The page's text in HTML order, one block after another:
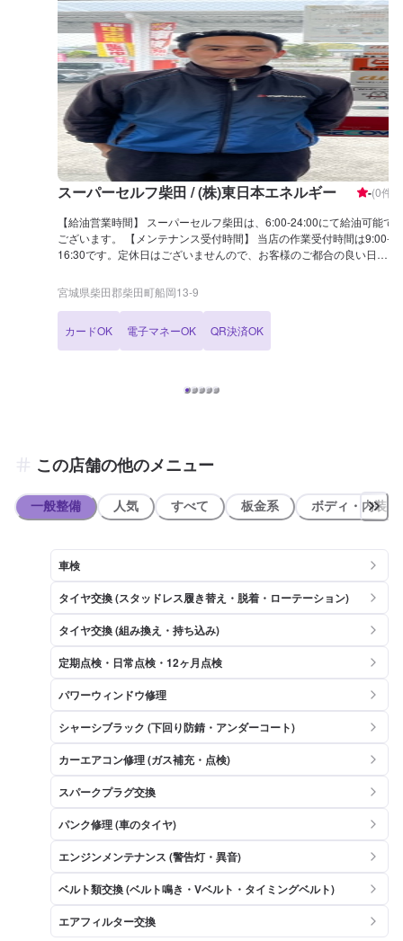
スーパーセルフ柴田 / (株)東日本エネルギー -(0件)
【給油営業時間】 スーパーセルフ柴田は、6:00-24:00にて給油可能で
ございます。 【メンテナンス受付時間】 当店の作業受付時間は9:00-
16:30です。定休日はございませんので、お客様のご都合の良い日に
募集中です！ 新規入会でBOXティッシュを5箱プレゼント、燃料割引
特典もございます。 【国家資格保持者が在籍】 当店は3級整備士が2
【当店までのアクセス】 国道4号線(柴田バイパス)沿いにございま
す。出光(アポロステーション)マークが目印です。道路向かいには
宮城県柴田郡柴田町船岡13-9
カードOK 電子マネーOK QR決済OK
この店舗の他のメニュー
一般整備 人気 すべて 板金系 ボディ・内装
車検
タイヤ交換 (スタッドレス履き替え・脱着・ローテーション)
タイヤ交換 (組み換え・持ち込み)
定期点検・日常点検・12ヶ月点検
パワーウィンドウ修理
シャーシブラック (下回り防錆・アンダーコート)
カーエアコン修理 (ガス補充・点検)
スパークプラグ交換
パンク修理 (車のタイヤ)
エンジンメンテナンス (警告灯・異音)
ベルト類交換 (ベルト鳴き・Vベルト・タイミングベルト)
エアフィルター交換